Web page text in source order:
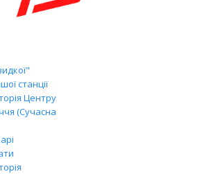
станції
Центру
(Сучасна